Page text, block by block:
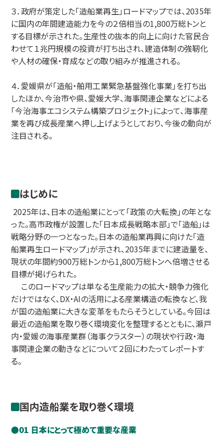
３．政府が策定した「造船業再生」ロードマップでは、2035年
に国内の年間建造能力を今の２倍相当の1,800万総トンと
する目標が示された。生産性の抜本的向上に向けた官民合
わせて１兆円規模の投資が打ち出され、建造体制の強靭化
や人材の確保・育成などの取り組みが推進される。
４．愛媛県が「造船・舶用工業緊急基盤強化事業」を打ち出
したほか、今治市や県、愛媛大学、海事関連企業などによる
「今治海事エコシステム構築プロジェクト」によって、海事産
業を再び成長産業へ押し上げようとしており、今後の動向が
注目される。
はじめに
2025年は、日本の造船業にとって「政策の大転換」の年とな
った。高市政権が設置した「日本成長戦略本部」で「造船」は
戦略分野の一つとなった。日本の造船業再興に向けた「造
船業再生ロードマップ」が示され、2035年までに建造量を、
現状の年間約900万総トンから1,800万総トンへ倍増させる
目標が掲げられた。
このロードマップは単なる生産能力の拡大・競争力強化
だけではなく、DX・AIの活用による産業構造の転換など、我
が国の造船業に大きな変革をもたらそうとしている。今回は
最近の造船業を取り巻く環境変化を整理するとともに、瀬戸
内・愛媛の海事産業群（海事クラスター）の現状や行政・海
事関連企業の動きなどについて２回にわたってレポートす
る。
国内造船業を取り巻く環境
01 日本にとって極めて重要な産業